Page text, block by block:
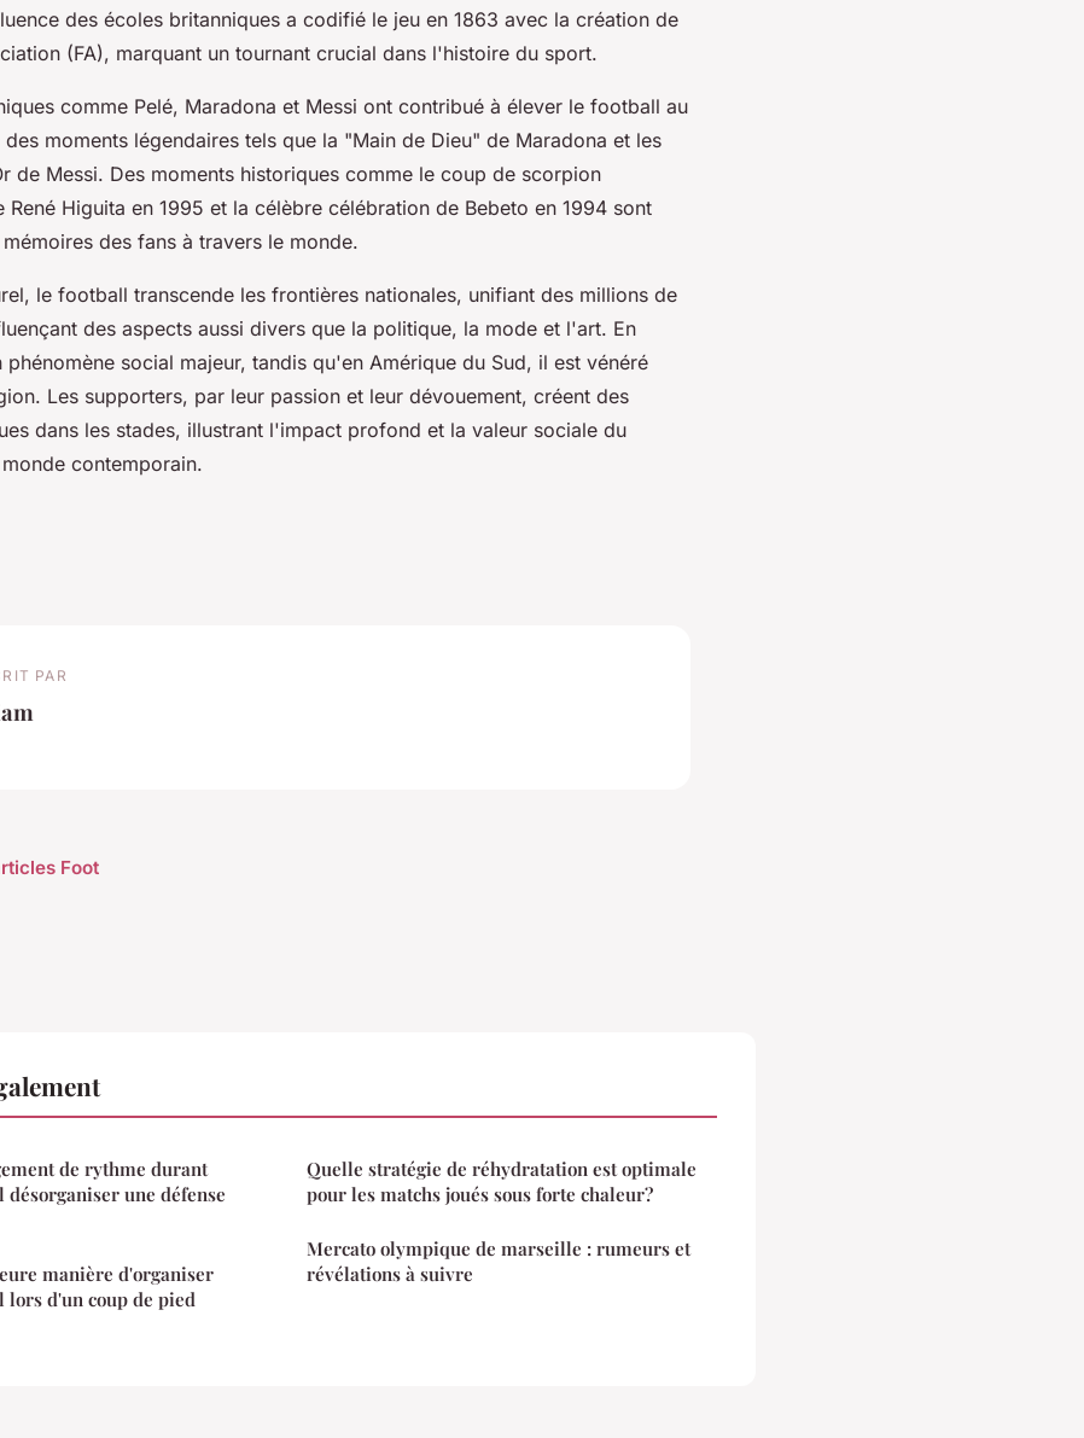
des écoles britanniques a codifié le jeu en 1863 avec la création de
(FA), marquant un tournant crucial dans l'histoire du sport.
comme Pelé, Maradona et Messi ont contribué à élever le football au
moments légendaires tels que la "Main de Dieu" de Maradona et les
de Messi. Des moments historiques comme le coup de scorpion
René Higuita en 1995 et la célèbre célébration de Bebeto en 1994 sont
des fans à travers le monde.
le football transcende les frontières nationales, unifiant des millions de
des aspects aussi divers que la politique, la mode et l'art. En
phénomène social majeur, tandis qu'en Amérique du Sud, il est vénéré
Les supporters, par leur passion et leur dévouement, créent des
dans les stades, illustrant l'impact profond et la valeur sociale du
contemporain.
PAR
Foot
de rythme durant
une défense
manière d'organiser
lors d'un coup de pied
Quelle stratégie de réhydratation est optimale
pour les matchs joués sous forte chaleur?
Mercato olympique de marseille : rumeurs et
révélations à suivre